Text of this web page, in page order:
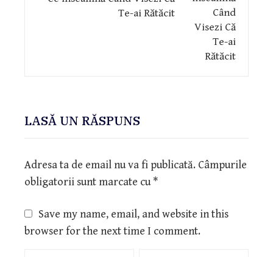
Te-ai Rătăcit
LASĂ UN RĂSPUNS
Adresa ta de email nu va fi publicată. Câmpurile
obligatorii sunt marcate cu*
Save my name, email, and website in this
browser for the next time I comment.